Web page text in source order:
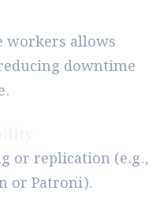
workers allows
downtime
or replication (e.g.,
or Patroni).